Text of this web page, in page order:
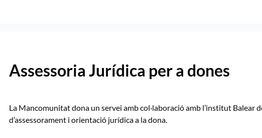
Assessoria Jurídica per a dones
La Mancomunitat dona un servei amb col·laboració amb l’institut Balear
d’assessorament i orientació jurídica a la dona.